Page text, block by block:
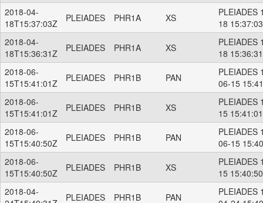
2018-04-
18T15:37:03Z
PLEIADES PHR1A XS
PLEIADES
18
2018-04-
18T15:36:31Z
PLEIADES PHR1A XS
PLEIADES
18
2018-06-
15T15:41:01Z
PLEIADES PHR1B PAN
PLEIADES
06-15
2018-06-
15T15:41:01Z
PLEIADES PHR1B XS
PLEIADES
15
2018-06-
15T15:40:50Z
PLEIADES PHR1B PAN
PLEIADES
06-15
2018-06-
15T15:40:50Z
PLEIADES PHR1B XS
PLEIADES
15
2018-04-
PLEIADES PHR1B PAN
PLEIADES